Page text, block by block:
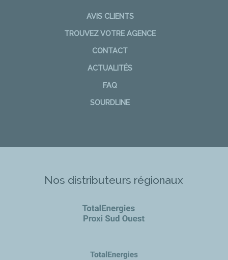
AVIS CLIENTS
TROUVEZ VOTRE AGENCE
CONTACT
ACTUALITÉS
FAQ
SOURDLINE
Nos distributeurs régionaux